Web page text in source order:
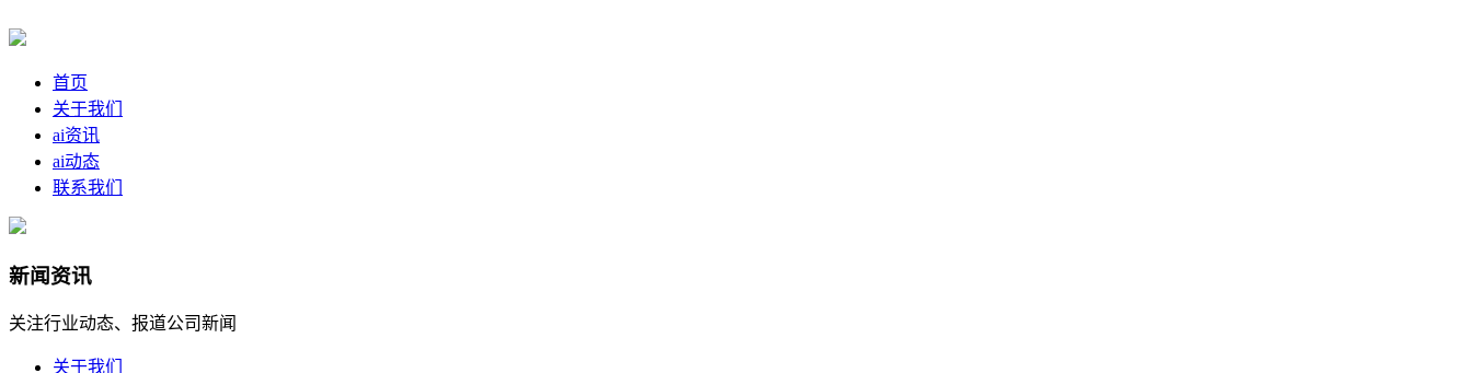
首页
关于我们
ai资讯
ai动态
联系我们
新闻资讯
关注行业动态、报道公司新闻
关于我们